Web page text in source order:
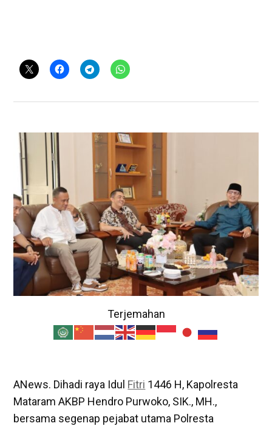
Terjemahan
ANews. Dihadi raya Idul Fitri 1446 H, Kapolresta
Mataram AKBP Hendro Purwoko, SIK., MH.,
bersama segenap pejabat utama Polresta